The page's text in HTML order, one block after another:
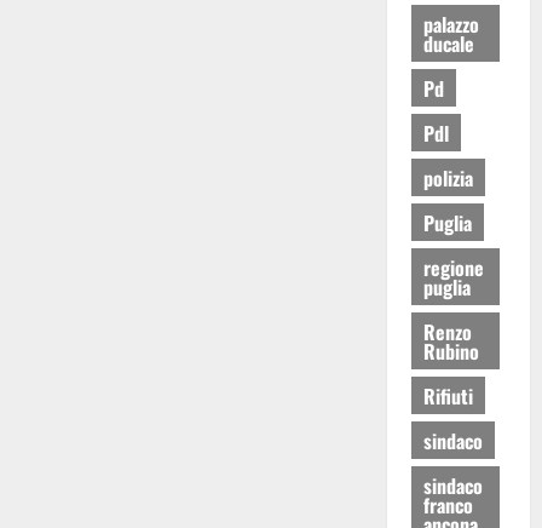
palazzo
ducale
Pd
Pdl
polizia
Puglia
regione
puglia
Renzo
Rubino
Rifiuti
sindaco
sindaco
franco